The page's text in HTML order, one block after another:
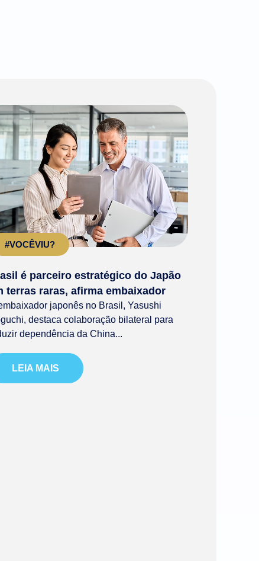
#VOCÊVIU?
é parceiro estratégico do Japão
terras raras, afirma embaixador
japonês no Brasil, Yasushi
destaca colaboração bilateral para
dependência da China...
LEIA MAIS